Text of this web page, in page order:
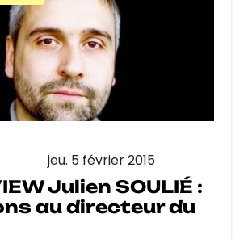
jeu. 5 février 2015
Julien SOULIÉ :
au directeur du